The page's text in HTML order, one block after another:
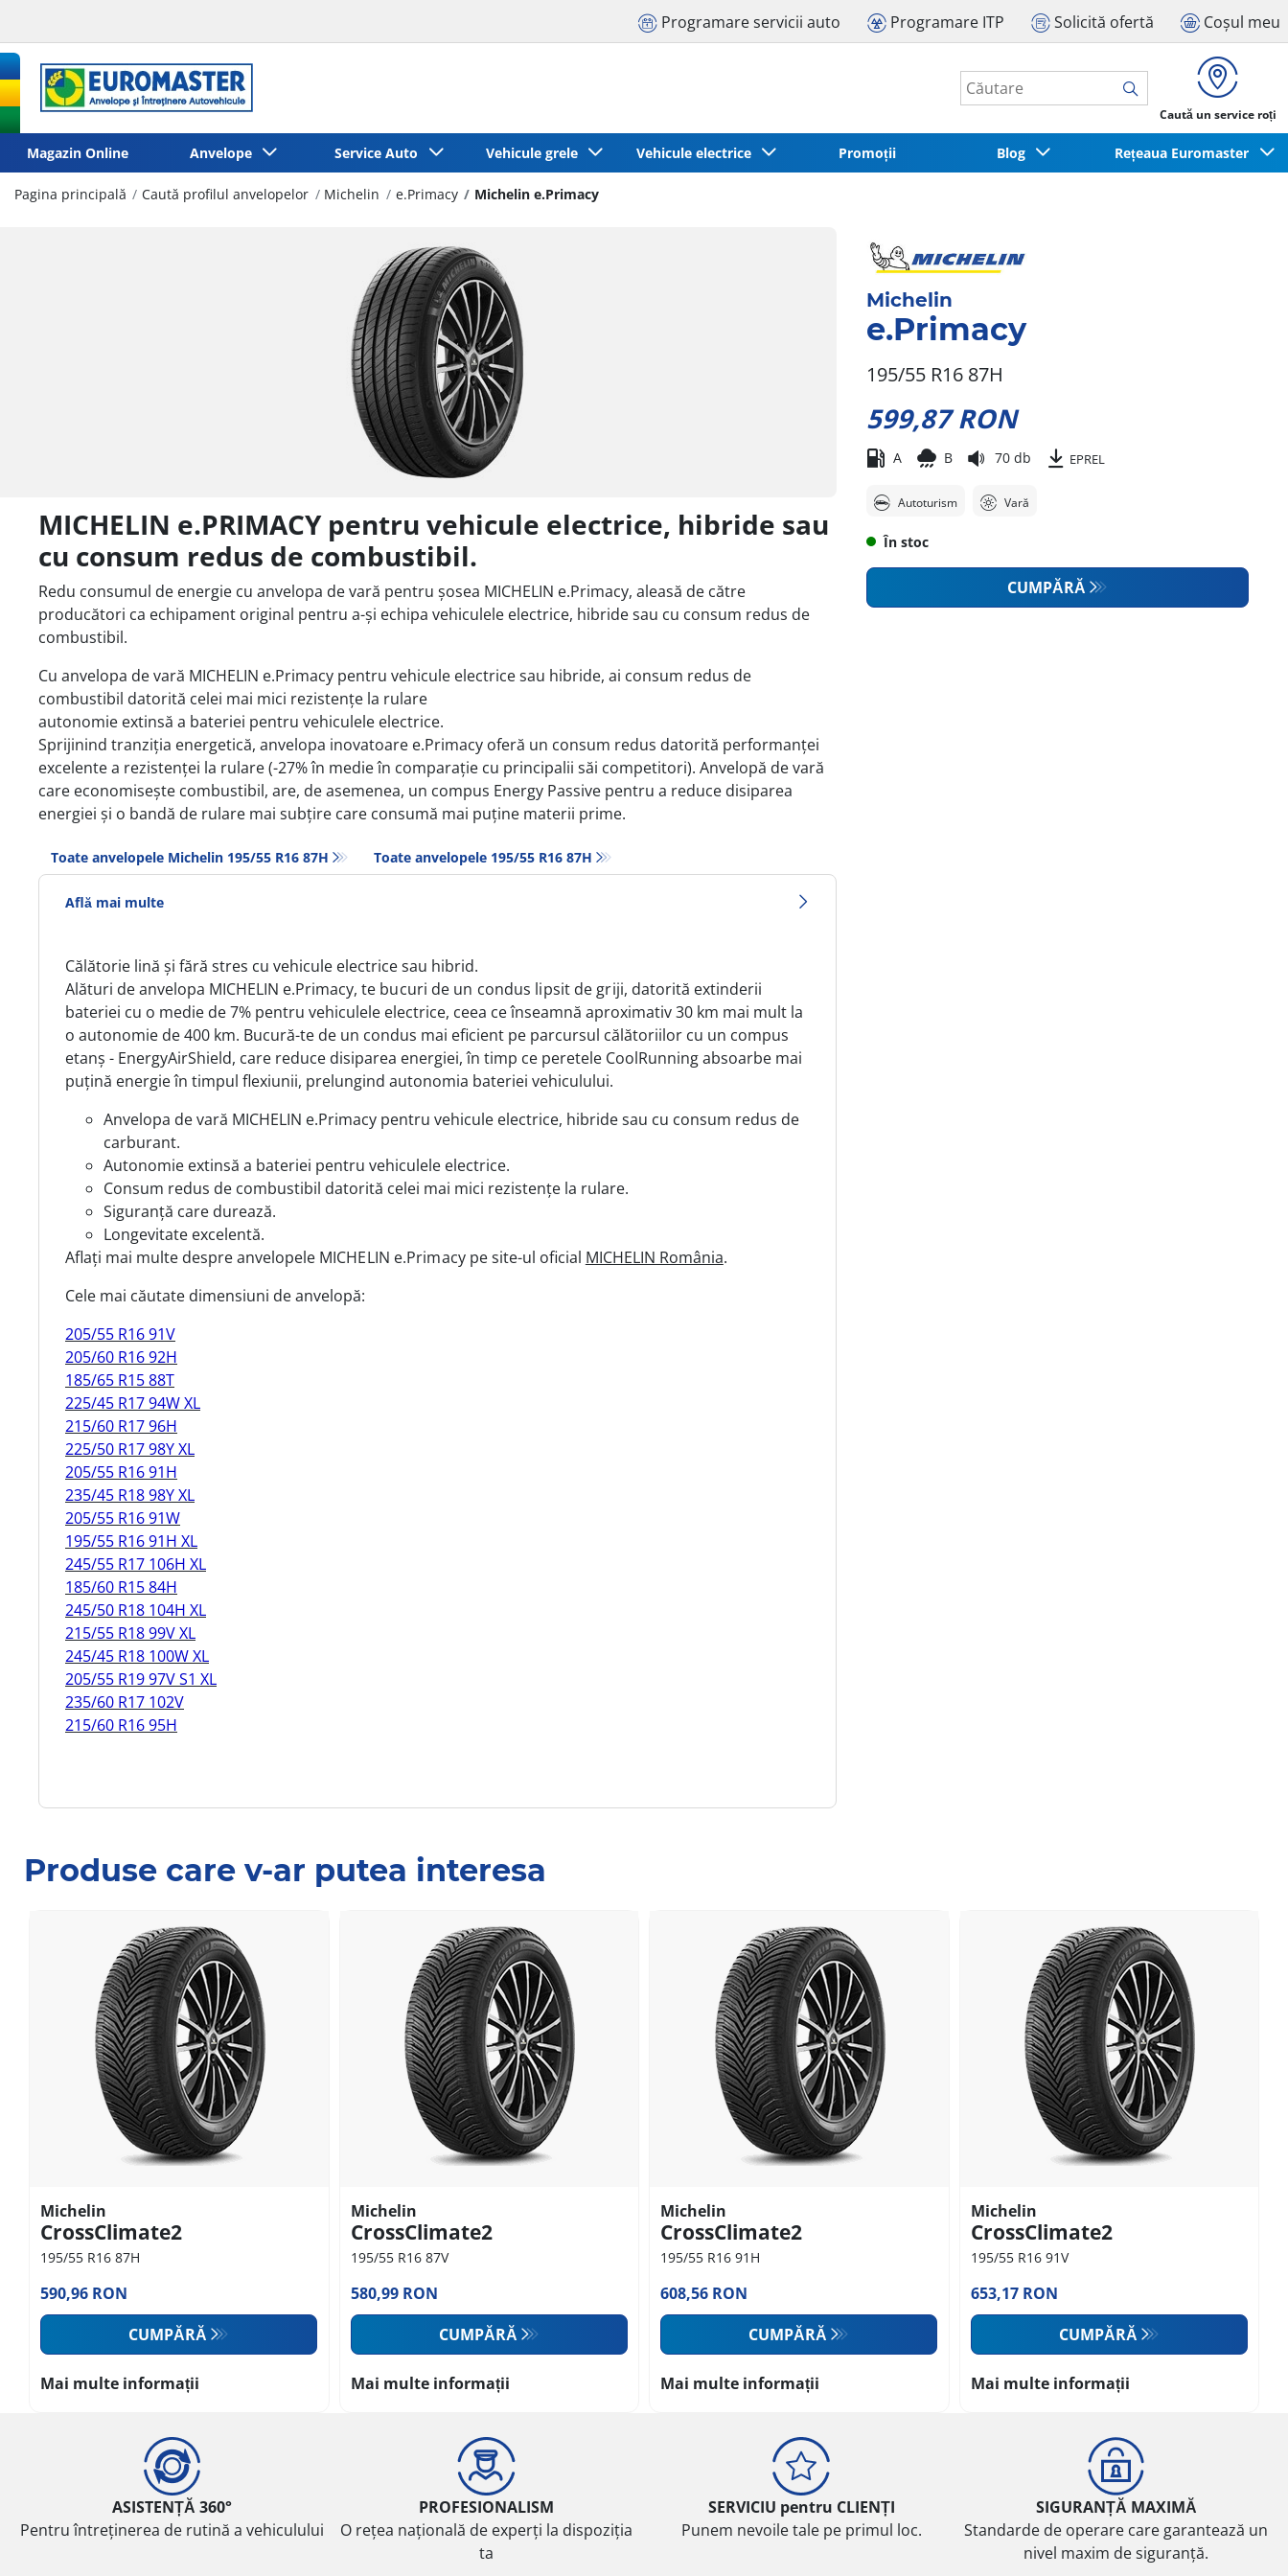
Programare servicii auto Programare ITP Solicită ofertă Coșul meu
Caută un service roți
Magazin Online Anvelope Service Auto Vehicule grele Vehicule electrice Promoții Blog Rețeaua Euromaster
Pagina principală Caută profilul anvelopelor Michelin e.Primacy Michelin e.Primacy
MICHELIN e.PRIMACY pentru vehicule electrice, hibride sau
cu consum redus de combustibil.
Redu consumul de energie cu anvelopa de vară pentru șosea MICHELIN e.Primacy, aleasă de către
producători ca echipament original pentru a-și echipa vehiculele electrice, hibride sau cu consum redus de
combustibil.
Cu anvelopa de vară MICHELIN e.Primacy pentru vehicule electrice sau hibride, ai consum redus de
combustibil datorită celei mai mici rezistențe la rulare
autonomie extinsă a bateriei pentru vehiculele electrice.
Sprijinind tranziția energetică, anvelopa inovatoare e.Primacy oferă un consum redus datorită performanței
excelente a rezistenței la rulare (-27% în medie în comparație cu principalii săi competitori). Anvelopă de vară
care economisește combustibil, are, de asemenea, un compus Energy Passive pentru a reduce disiparea
energiei și o bandă de rulare mai subțire care consumă mai puține materii prime.
Toate anvelopele Michelin 195/55 R16 87H Toate anvelopele‎ 195/55 R16 87H
Află mai multe
Călătorie lină și fără stres cu vehicule electrice sau hibrid.
Alături de anvelopa MICHELIN e.Primacy, te bucuri de un condus lipsit de griji, datorită extinderii
bateriei cu o medie de 7% pentru vehiculele electrice, ceea ce înseamnă aproximativ 30 km mai mult la
o autonomie de 400 km. Bucură-te de un condus mai eficient pe parcursul călătoriilor cu un compus
etanș - EnergyAirShield, care reduce disiparea energiei, în timp ce peretele CoolRunning absoarbe mai
puțină energie în timpul flexiunii, prelungind autonomia bateriei vehiculului.
Anvelopa de vară MICHELIN e.Primacy pentru vehicule electrice, hibride sau cu consum redus de
carburant.
Autonomie extinsă a bateriei pentru vehiculele electrice.
Consum redus de combustibil datorită celei mai mici rezistențe la rulare.
Siguranță care durează.
Longevitate excelentă.
Aflați mai multe despre anvelopele MICHELIN e.Primacype site-ul oficial MICHELIN România.
Cele mai căutate dimensiuni de anvelopă:
205/55 R16 91V
205/60 R16 92H
185/65 R15 88T
225/45 R17 94W XL
215/60 R17 96H
225/50 R17 98Y XL
205/55 R16 91H
235/45 R18 98Y XL
205/55 R16 91W
195/55 R16 91H XL
245/55 R17 106H XL
185/60 R15 84H
245/50 R18 104H XL
215/55 R18 99V XL
245/45 R18 100W XL
205/55 R19 97V S1 XL
235/60 R17 102V
215/60 R16 95H
Michelin
e.Primacy
195/55 R16 87H
599,87 RON
A B 70 db EPREL
Autoturism Vară
În stoc
CUMPĂRĂ
Produse care v-ar putea interesa
Michelin
CrossClimate2
195/55 R16 87H
590,96 RON
CUMPĂRĂ
Mai multe informații
Michelin
CrossClimate2
195/55 R16 87V
580,99 RON
CUMPĂRĂ
Mai multe informații
Michelin
CrossClimate2
195/55 R16 91H
608,56 RON
CUMPĂRĂ
Mai multe informații
Michelin
CrossClimate2
195/55 R16 91V
653,17 RON
CUMPĂRĂ
Mai multe informații
ASISTENȚĂ 360°
Pentru întreținerea de rutină a vehiculului
PROFESIONALISM
O rețea națională de experți la dispoziția
ta
SERVICIU pentru CLIENȚI
Punem nevoile tale pe primul loc.
SIGURANȚĂ MAXIMĂ
Standarde de operare care garantează un
nivel maxim de siguranță.